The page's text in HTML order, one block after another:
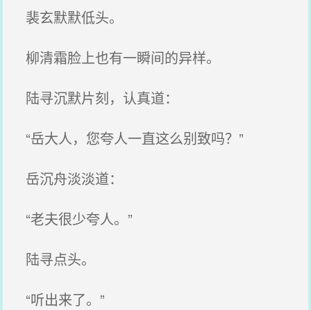
裴玄默默低头。
柳清霜脸上也有一瞬间的异样。
陆寻沉默片刻，认真道：
“岳大人，您夸人一直这么别致吗？”
岳沉舟淡淡道：
“老夫很少夸人。”
陆寻点头。
“听出来了。”